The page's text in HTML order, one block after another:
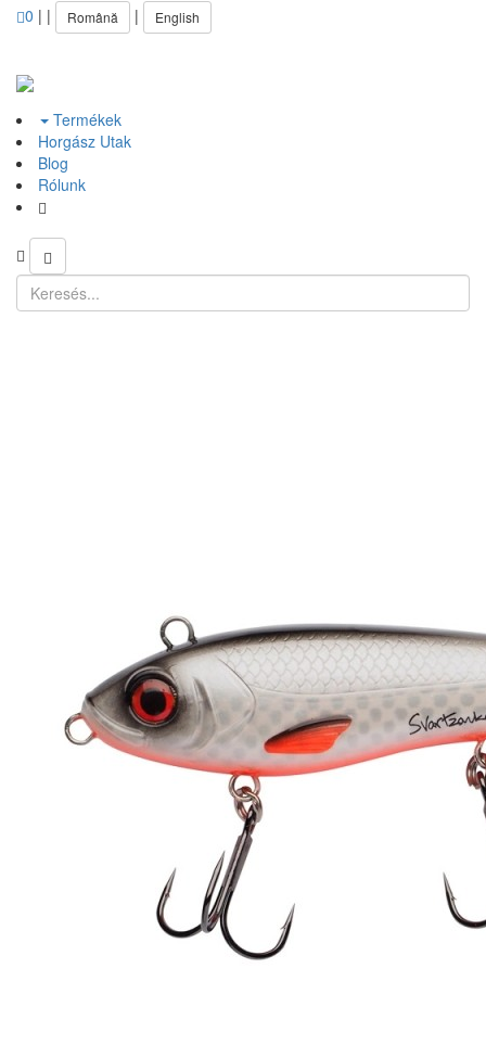
0 | | Română | English
Termékek
Horgász Utak
Blog
Rólunk